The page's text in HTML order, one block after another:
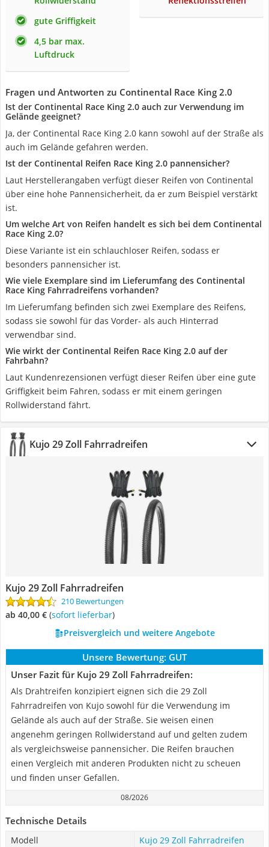
gute Griffigkeit
4,5 bar max.
Luftdruck
Fragen und Antworten zu Continental Race King 2.0
Ist der Continental Race King 2.0 auch zur Verwendung im
Gelände geeignet?
Ja, der Continental Race King 2.0 kann sowohl auf der Straße als
auch im Gelände gefahren werden.
Ist der Continental Reifen Race King 2.0 pannensicher?
Laut Herstellerangaben verfügt dieser Reifen von Continental
über eine hohe Pannensicherheit, da er zum Beispiel verstärkt
ist.
Um welche Art von Reifen handelt es sich bei dem Continental
Race King 2.0?
Diese Variante ist ein schlauchloser Reifen, sodass er
besonders pannensicher ist.
Wie viele Exemplare sind im Lieferumfang des Continental
Race King Fahrradreifens vorhanden?
Im Lieferumfang befinden sich zwei Exemplare des Reifens,
sodass sie sowohl für das Vorder- als auch Hinterrad
verwendbar sind.
Wie wirkt der Continental Reifen Race King 2.0 auf der
Fahrbahn?
Laut Kundenrezensionen verfügt dieser Reifen über eine gute
Griffigkeit beim Fahren, sodass er mit einem geringen
Rollwiderstand fährt.
Kujo 29 Zoll Fahrradreifen
Kujo 29 Zoll Fahrradreifen
210 Bewertungen
ab 40,00 € ( Sofort lieferbar)
Preisvergleich und weitere Angebote
Unsere Bewertung: GUT
Unser Fazit für Kujo 29 Zoll Fahrradreifen:
Als Drahtreifen konzipiert eignen sich die 29 Zoll
Fahrradreifen von Kujo sowohl für die Verwendung im
Gelände als auch auf der Straße. Sie weisen einen
angenehm geringen Rollwiderstand auf und gelten zudem
als vergleichsweise pannensicher. Die Reifen brauchen
einen Vergleich mit anderen Produkten nicht zu scheuen
und finden unser Gefallen.
08/2026
Technische Details
Modell
Kujo 29 Zoll Fahrradreifen